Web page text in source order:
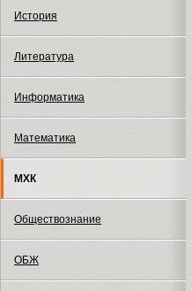
История
Литература
Информатика
Математика
МХК
Обществознание
ОБЖ